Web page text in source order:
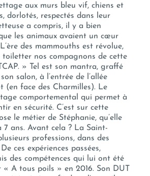
aux murs bleu vif, chiens et
dorlotés, respectés dans leur
a compris, il y a bien
les animaux avaient un cœur
des mammouths est révolue,
toiletter nos compagnons de cette
» Tel est son mantra, graffé
salon, à l’entrée de l’allée
(en face des Charmilles). Le
comportemental qui permet à
en sécurité. C’est sur cette
le métier de Stéphanie, qu’elle
7 ans. Avant cela ? La Saint-
professions, dans des
ces expériences passées,
des compétences qui lui ont été
A tous poils » en 2016. Son DUT